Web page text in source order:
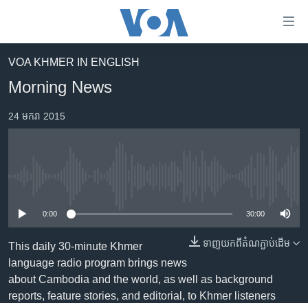
គេហទំព័រ​
រំលង​
និង​
ចូល​
រំលង​
និង​
ចូល​
ទៅ​
ទំព័រ​
អន្តរជាតិ
អាមេរិក
ព្រឹត្តិការណ៍ព័ត៌មាន
ទូរទស្សន៍ / វីដេអូ​
វិទ្យុ / ផតខាសថ៍
កម្មវិធីទាំងអស់
VOA KHMER IN ENGLISH
Morning News
24 មករា 2015
0:00 30:00
ទាញ​យក​ពី​តំណភ្ជាប់​ដើម
This daily 30-minute Khmer
language radio program brings news
about Cambodia and the world, as well as background
reports, feature stories, and editorial, to Khmer listeners